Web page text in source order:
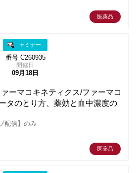
医薬品
セミナー
番号 C260935
開催日
09月18日
ーマコキネティクス/ファーマコ
タのとり方、薬効と血中濃度の
配信】のみ
医薬品